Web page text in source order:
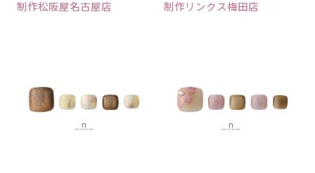
制作松阪屋名古屋店
制作リンクス梅田店